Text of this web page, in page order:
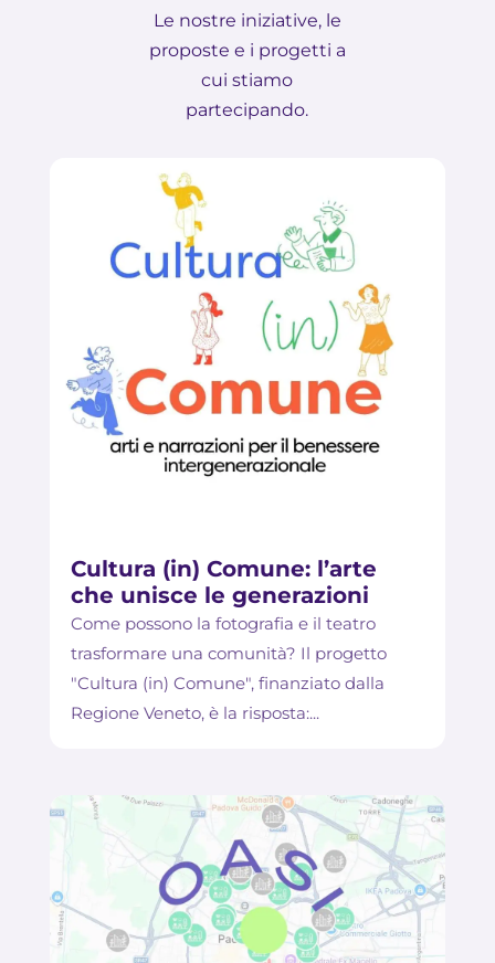
Le nostre iniziative, le
proposte e i progetti a
cui stiamo
partecipando.
Cultura (in) Comune: l’arte
che unisce le generazioni
Come possono la fotografia e il teatro
trasformare una comunità? Il progetto
"Cultura (in) Comune", finanziato dalla
Regione Veneto, è la risposta:...